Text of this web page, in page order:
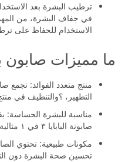
ترطيب البشرة بعد
في جفاف البشرة، من
الاستخدام للحفاظ على
ما مميزات صابون بابيا
التطهير، ؟والتنظيف في
مناسبة للبشرة الحساسة:
صابونة البابايا ٣ في ١ مثالية للبشرة الحساسة أو المتهيجة.
مكونات طبيعية: تحتوي
تحسين صحة البشرة دون